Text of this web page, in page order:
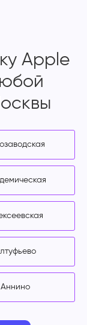
Apple
Аннино